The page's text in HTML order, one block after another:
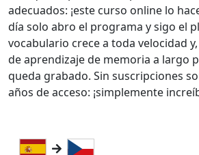
adecuados: ¡este curso online lo
día solo abro el programa y sigo el
vocabulario crece a toda velocidad
de aprendizaje de memoria a largo
queda grabado. Sin suscripciones
años de acceso: ¡simplemente